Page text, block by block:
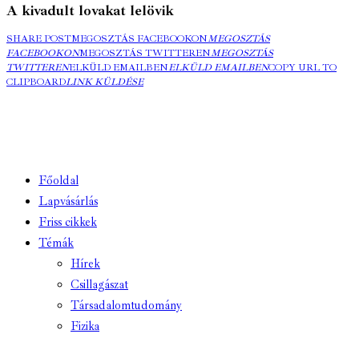
A kivadult lovakat lelövik
SHARE POSTMEGOSZTÁS FACEBOOKONMEGOSZTÁS
FACEBOOKONMEGOSZTÁS TWITTERENMEGOSZTÁS
TWITTERENELKÜLD EMAILBENELKÜLD EMAILBENCOPY URL TO
CLIPBOARDLINK KÜLDÉSE
Főoldal
Lapvásárlás
Friss cikkek
Témák
Hírek
Csillagászat
Társadalomtudomány
Fizika